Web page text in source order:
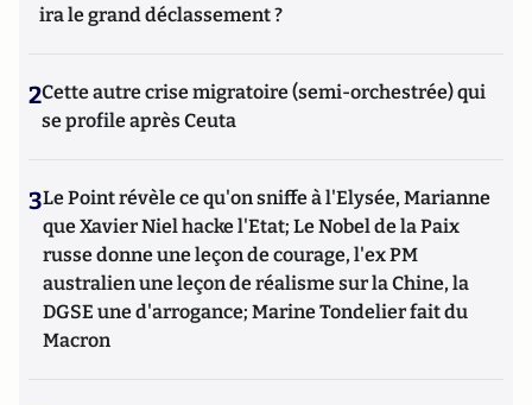
ira le grand déclassement ?
2Cette autre crise migratoire (semi-orchestrée) qui
se profile après Ceuta
3Le Point révèle ce qu'on sniffe à l'Elysée, Marianne
que Xavier Niel hacke l'Etat; Le Nobel de la Paix
russe donne une leçon de courage, l'ex PM
australien une leçon de réalisme sur la Chine, la
DGSE une d'arrogance; Marine Tondelier fait du
Macron